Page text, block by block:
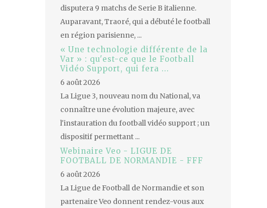
disputera 9 matchs de Serie B italienne.
Auparavant, Traoré, qui a débuté le football
en région parisienne, ...
« Une technologie différente de la
Var » : qu'est-ce que le Football
Vidéo Support, qui fera ...
6 août 2026
La Ligue 3, nouveau nom du National, va
connaître une évolution majeure, avec
l'instauration du football vidéo support ; un
dispositif permettant ...
Webinaire Veo - LIGUE DE
FOOTBALL DE NORMANDIE - FFF
6 août 2026
La Ligue de Football de Normandie et son
partenaire Veo donnent rendez-vous aux